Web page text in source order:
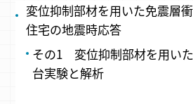
変位抑制部材を用いた免震層
住宅の地震時応答
その1 変位抑制部材を用い
台実験と解析